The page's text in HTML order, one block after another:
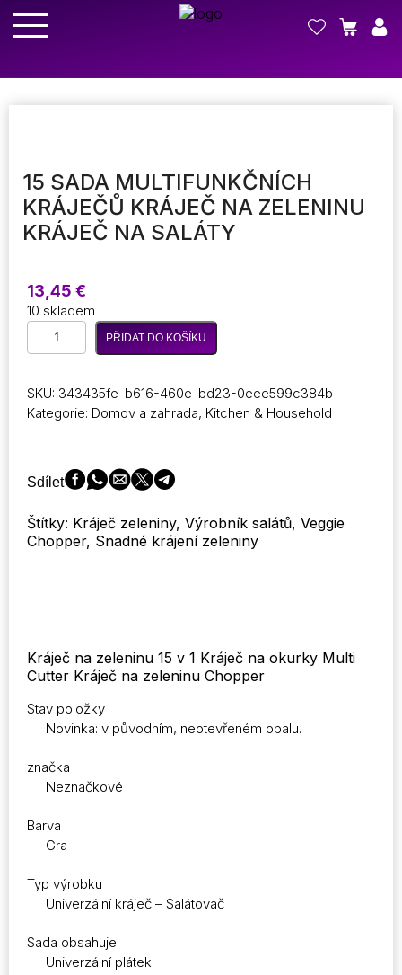
15 SADA MULTIFUNKČNÍCH
KRÁJEČŮ KRÁJEČ NA ZELENINU
KRÁJEČ NA SALÁTY
13,45 €
10 skladem
15
sada
Kráječ
na
na
saláty
PŘIDAT DO KOŠÍKU
SKU: 343435fe-b616-460e-bd23-0eee599c384b
Kategorie: Domov a zahrada, Kitchen & Household
Sdílet
Štítky: Kráječ zeleniny, Výrobník salátů, Veggie
Chopper, Snadné krájení zeleniny
Kráječ na zeleninu 15 v 1 Kráječ na okurky Multi
Cutter Kráječ na zeleninu Chopper
Stav položky
Novinka: v původním, neotevřeném obalu.
značka
Neznačkové
Barva
Gra
Typ výrobku
Univerzální kráječ – Salátovač
Sada obsahuje
Univerzální plátek